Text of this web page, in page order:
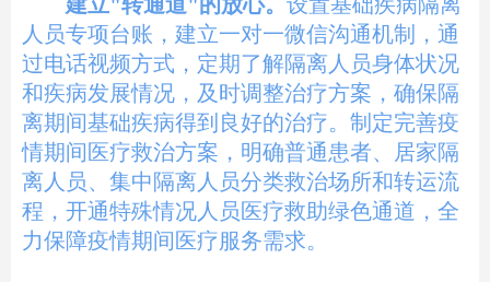
人员专项台账，建立一对一微信沟通机制，通
过电话视频方式，定期了解隔离人员身体状况
和疾病发展情况，及时调整治疗方案，确保隔
离期间基础疾病得到良好的治疗。制定完善疫
情期间医疗救治方案，明确普通患者、居家隔
离人员、集中隔离人员分类救治场所和转运流
程，开通特殊情况人员医疗救助绿色通道，全
力保障疫情期间医疗服务需求。